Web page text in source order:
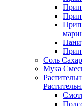
Соль Сахар
Мука